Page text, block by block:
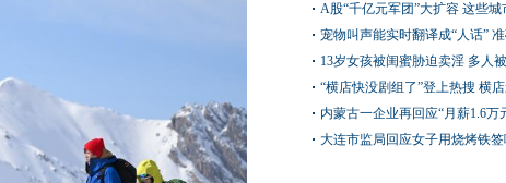
A股“千亿元军团”大扩容 这些城
宠物叫声能实时翻译成“人话” 准
13岁女孩被闺蜜胁迫卖淫 多人
“横店快没剧组了”登上热搜 横
内蒙古一企业再回应“月薪1.6万
大连市监局回应女子用烧烤铁